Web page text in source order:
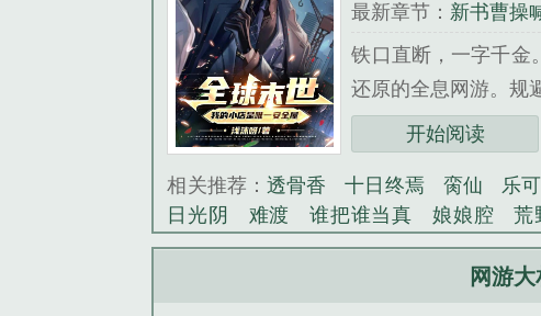
最新章节： 新书曹操
铁口直断，一字千金
还原的全息网游。规
《网游大相师女主》
开始阅读
相关推荐： 透骨香 十日终焉 脔仙 乐可
日光阴
难渡 谁把谁当真 娘娘腔 荒
野
覆雨翻云 欲女封 野火 撒野 沁
偷偷藏不住
网游